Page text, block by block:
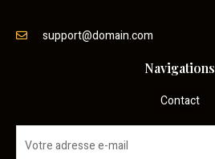
support@domain.com
Navigations
Contact